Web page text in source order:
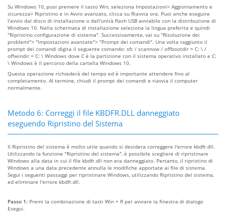
Su Windows 10, puoi premere il tasto Win, seleziona Impostazioni> Aggiornamento e
sicurezza> Ripristino e in Avvio avanzato, clicca su Riavvia ora. Puoi anche eseguire
l'avvio dal disco di installazione o dall'unità flash USB avviabile con la distribuzione di
Windows 10. Nella schermata di installazione seleziona la lingua preferita e quindi
"Ripristino configurazione di sistema". Successivamente, vai su "Risoluzione dei
problemi"> "Impostazioni avanzate"> "Prompt dei comandi". Una volta raggiunto il
prompt dei comandi digita il seguente comando: sfc / scannow / offbootdir = C: \ /
offwindir = C: \ Windows dove C è la partizione con il sistema operativo installato e C:
\ Windows è il percorso della cartella Windows 10.
Questa operazione richiederà del tempo ed è importante attendere fino al
completamento. Al termine, chiudi il prompt dei comandi e riavvia il computer
normalmente.
Metodo 6: Correggi il file KBDFR.DLL danneggiato
eseguendo Ripristino del Sistema
Il Ripristino del sistema è molto utile quando si desidera correggere l'errore kbdfr.dll.
Utilizzando la funzione "Ripristino del sistema", è possibile scegliere di ripristinare
Windows alla data in cui il file kbdfr.dll non era danneggiato. Pertanto, il ripristino di
Windows a una data precedente annulla le modifiche apportate ai file di sistema.
Segui i seguenti passaggi per ripristinare Windows, utilizzando Ripristino del sistema,
ed eliminare l'errore kbdfr.dll.
Passo 1: Premi la combinazione di tasti Win + R per avviare la finestra di dialogo
Esegui.